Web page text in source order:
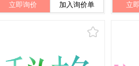
立即询价
加入询价单 立